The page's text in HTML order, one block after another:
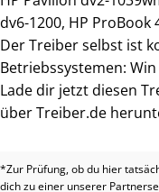
dv6-1200, HP ProBook
Der Treiber selbst ist
Betriebssystemen:
Lade dir jetzt diesen
über Treiber.de
*Zur Prüfung, ob du hier
dich zu einer unserer